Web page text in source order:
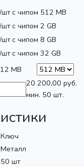
штс чипом 512 MB
штс чипом2 GB
штс чипом8 GB
штс чипом32 GB
MB
20 200,00 руб.
мин. 50 шт.
Ключ
Металл
50 шт